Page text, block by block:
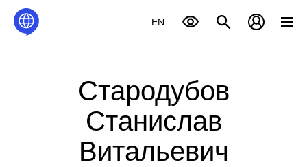
EN
Стародубов
Станислав
Витальевич